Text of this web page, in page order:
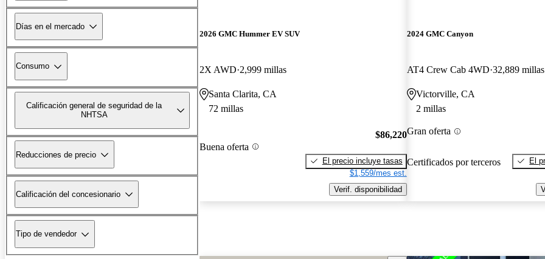
Días en el mercado
Consumo
Calificación general de seguridad de la
NHTSA
Reducciones de precio
Calificación del concesionario
Tipo de vendedor
2026 GMC Hummer EV SUV
2X AWD 2,999 millas
Santa Clarita, CA
72 millas
Buena oferta
$86,220
El precio incluye tasas
$1,559/mes est.
Verif. disponibilidad
2024 GMC Canyon
AT4 Crew Cab 4WD 32,889 millas
Victorville, CA
2 millas
Gran oferta
Certificados por terceros
El